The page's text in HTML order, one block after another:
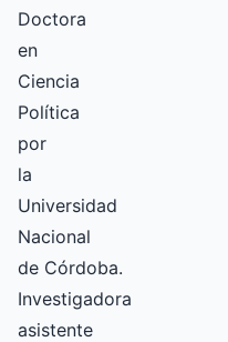
Doctora
en
Ciencia
Política
por
la
Universidad
Nacional
de Córdoba.
Investigadora
asistente